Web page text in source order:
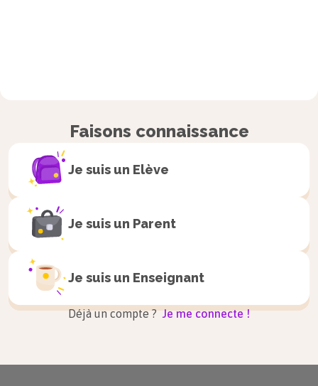
Faisons connaissance
Je suis un Elève
Je suis un Parent
Je suis un Enseignant
Déjà un compte ? Je me connecte !